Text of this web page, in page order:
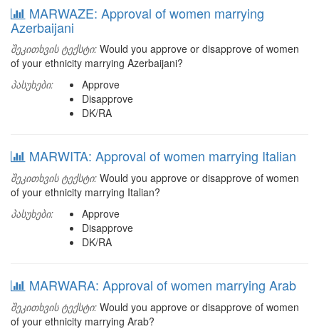
MARWAZE: Approval of women marrying
Azerbaijani
შეკითხვის ტექსტი: Would you approve or disapprove of women
of your ethnicity marrying Azerbaijani?
პასუხები:
Approve
Disapprove
DK/RA
MARWITA: Approval of women marrying Italian
შეკითხვის ტექსტი: Would you approve or disapprove of women
of your ethnicity marrying Italian?
პასუხები:
Approve
Disapprove
DK/RA
MARWARA: Approval of women marrying Arab
შეკითხვის ტექსტი: Would you approve or disapprove of women
of your ethnicity marrying Arab?